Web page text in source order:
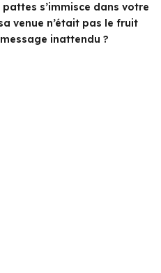
s’immisce dans votre
venue n’était pas le fruit
inattendu ?